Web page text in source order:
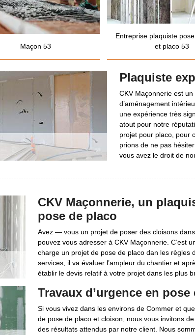
Maçon 53
Entreprise plaquiste
et placo 53
Plaquiste
CKV Maçonnerie est
d’aménagement
une expérience très
atout pour notre
projet pour placo, pour
prions de ne pas
vous avez le droit de
CKV Maçonnerie, un
pose de placo
Avez — vous un projet de poser des cloisons
pouvez vous adresser à CKV Maçonnerie. C’est
charge un projet de pose de placo dan les règles
services, il va évaluer l’ampleur du chantier et
établir le devis relatif à votre projet dans les plus
Travaux d’urgence en
Si vous vivez dans les environs de Commer et
de pose de placo et cloison, nous vous invitons
des résultats attendus par notre client. Nous